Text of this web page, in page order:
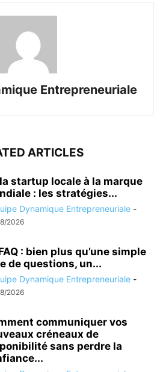
Entrepreneuriale
ARTICLES
startup locale à la marque
: les stratégies...
Dynamique Entrepreneuriale -
2026
: bien plus qu’une simple
de questions, un...
Dynamique Entrepreneuriale -
2026
communiquer vos
créneaux de
sans perdre la